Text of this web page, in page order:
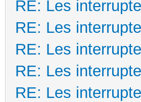
RE: Les
RE: Les
RE: Les
RE: Les
RE: Les